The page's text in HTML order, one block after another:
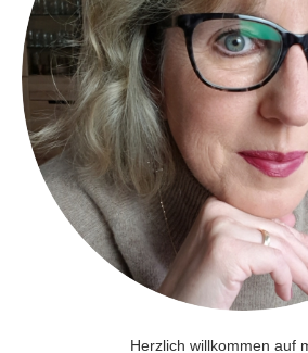
Herzlich willkommen auf